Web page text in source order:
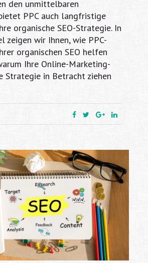
den unmittelbaren
PPC auch langfristige
organische SEO-Strategie. In
zeigen wir Ihnen, wie PPC-
organischen SEO helfen
Ihre Online-Marketing-
Strategie in Betracht ziehen